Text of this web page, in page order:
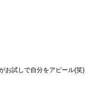
お試しで自分をアピール(笑)